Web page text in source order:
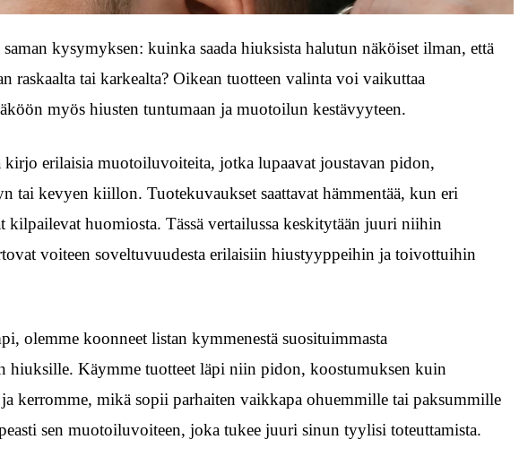
kysymyksen: kuinka saada hiuksista halutun näköiset ilman, että
raskaalta tai karkealta? Oikean tuotteen valinta voi vaikuttaa
myös hiusten tuntumaan ja muotoilun kestävyyteen.
erilaisia muotoiluvoiteita, jotka lupaavat joustavan pidon,
tai kevyen kiillon. Tuotekuvaukset saattavat hämmentää, kun eri
kilpailevat huomiosta. Tässä vertailussa keskitytään juuri niihin
voiteen soveltuvuudesta erilaisiin hiustyyppeihin ja toivottuihin
olemme koonneet listan kymmenestä suosituimmasta
hiuksille. Käymme tuotteet läpi niin pidon, koostumuksen kuin
kerromme, mikä sopii parhaiten vaikkapa ohuemmille tai paksummille
sen muotoiluvoiteen, joka tukee juuri sinun tyylisi toteuttamista.